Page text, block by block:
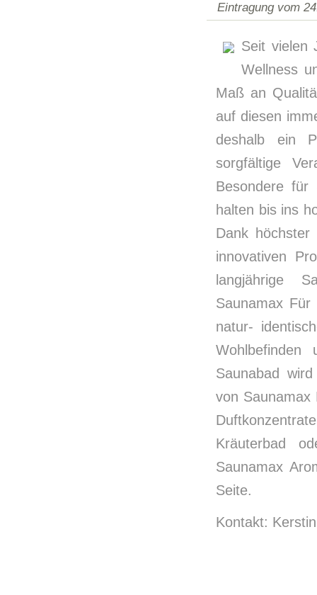
Eintragung vom
Seit vielen
Wellness
Maß an
auf diesen
deshalb ein
sorgfältige
Besondere für
halten bis ins
Dank höchster
innovativen
langjährige
Saunamax Für
natur-
Saunabad
von Saunamax
Kräuterbad
Saunamax
Seite.
Kontakt: